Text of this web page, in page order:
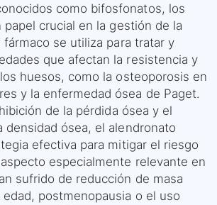
como bifosfonatos, los
crucial en la gestión de la
fármaco se utiliza para tratar y
que afectan la resistencia y
huesos, como la osteoporosis en
y la enfermedad ósea de Paget.
de la pérdida ósea y el
densidad ósea, el alendronato
efectiva para mitigar el riesgo
especialmente relevante en
sufrido de reducción de masa
postmenopausia o el uso